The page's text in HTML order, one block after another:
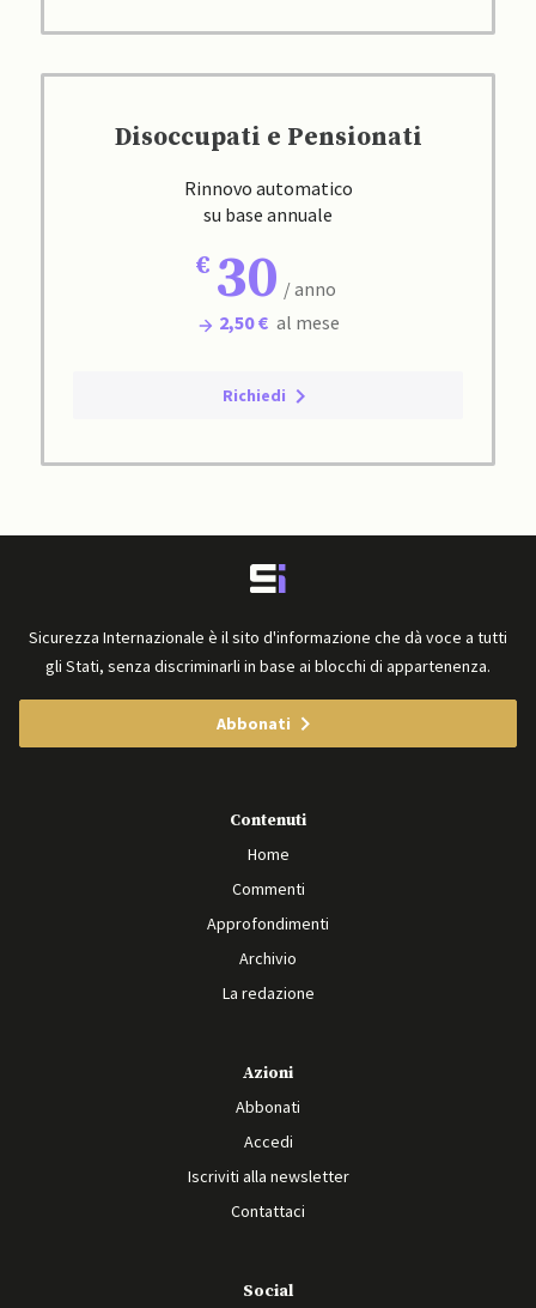
Disoccupati e Pensionati
Rinnovo automatico
su base annuale
30 / anno
2,50 € al mese
Richiedi
Sicurezza Internazionale è il sito d'informazione che dà voce a tutti
gli Stati, senza discriminarli in base ai blocchi di appartenenza.
Abbonati
Contenuti
Home
Commenti
Approfondimenti
Archivio
La redazione
Azioni
Abbonati
Accedi
Iscriviti alla newsletter
Contattaci
Social